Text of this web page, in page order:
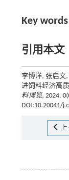
Key words
引用本文
李博洋, 张启文
进饲料经济高
料博览, 2024,
DOI:10.20041/
上